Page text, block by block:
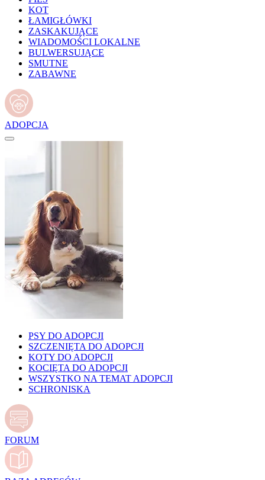
KOT
ŁAMIGŁÓWKI
ZASKAKUJĄCE
WIADOMOŚCI LOKALNE
BULWERSUJĄCE
SMUTNE
ZABAWNE
ADOPCJA
PSY DO ADOPCJI
SZCZENIĘTA DO ADOPCJI
KOTY DO ADOPCJI
KOCIĘTA DO ADOPCJI
WSZYSTKO NA TEMAT ADOPCJI
SCHRONISKA
FORUM